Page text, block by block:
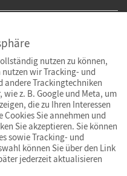
Cookies & Co.
nutzen zu können,
wir Tracking- und
andere Trackingtechniken
z. B. Google und Meta, um
die zu Ihren Interessen
Cookies Sie annehmen und
Sie akzeptieren. Sie können
sowie Tracking- und
können Sie über den Link
jederzeit aktualisieren